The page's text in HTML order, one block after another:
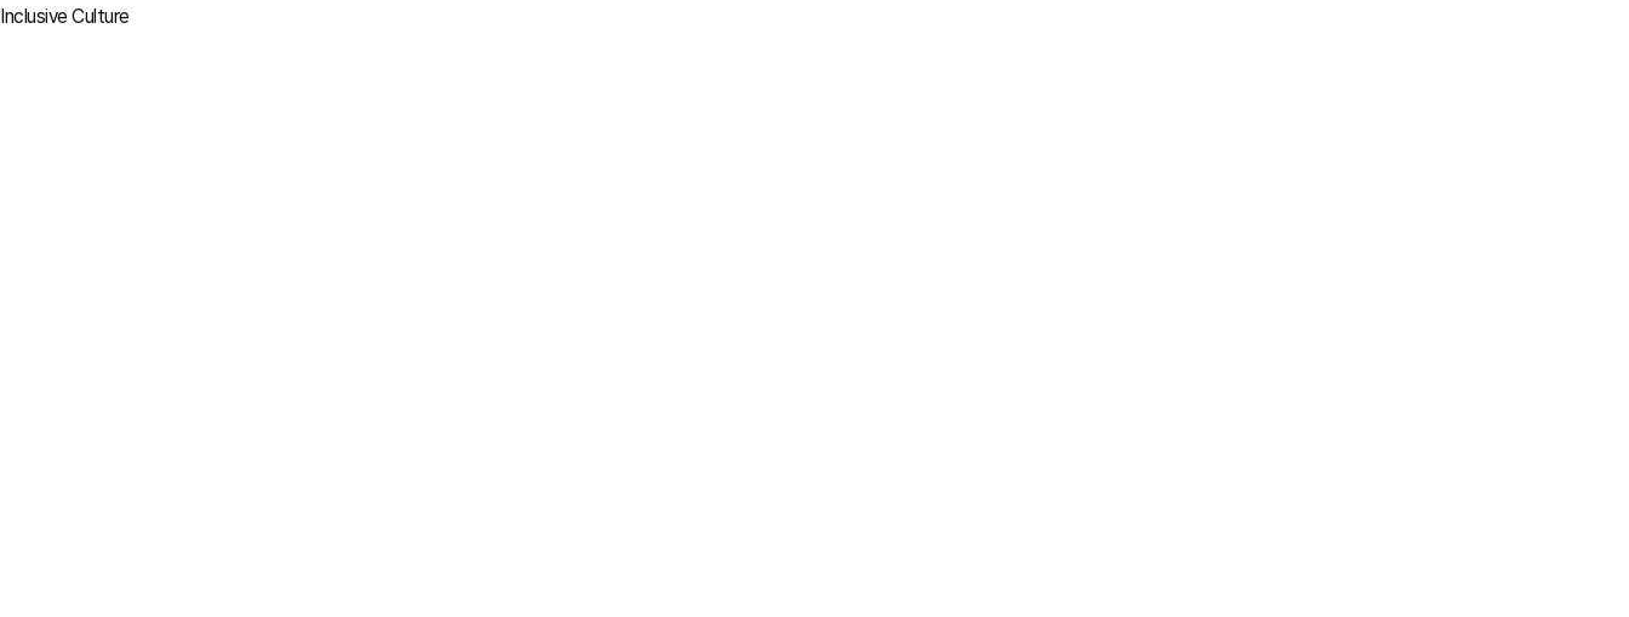
Inclusive Culture